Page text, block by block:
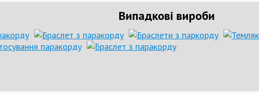
Випадкові вироби